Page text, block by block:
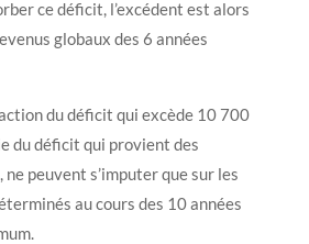
ce déficit, l’excédent est alors
globaux des 6 années
du déficit qui excède 10 700
du déficit qui provient des
peuvent s’imputer que sur les
au cours des 10 années